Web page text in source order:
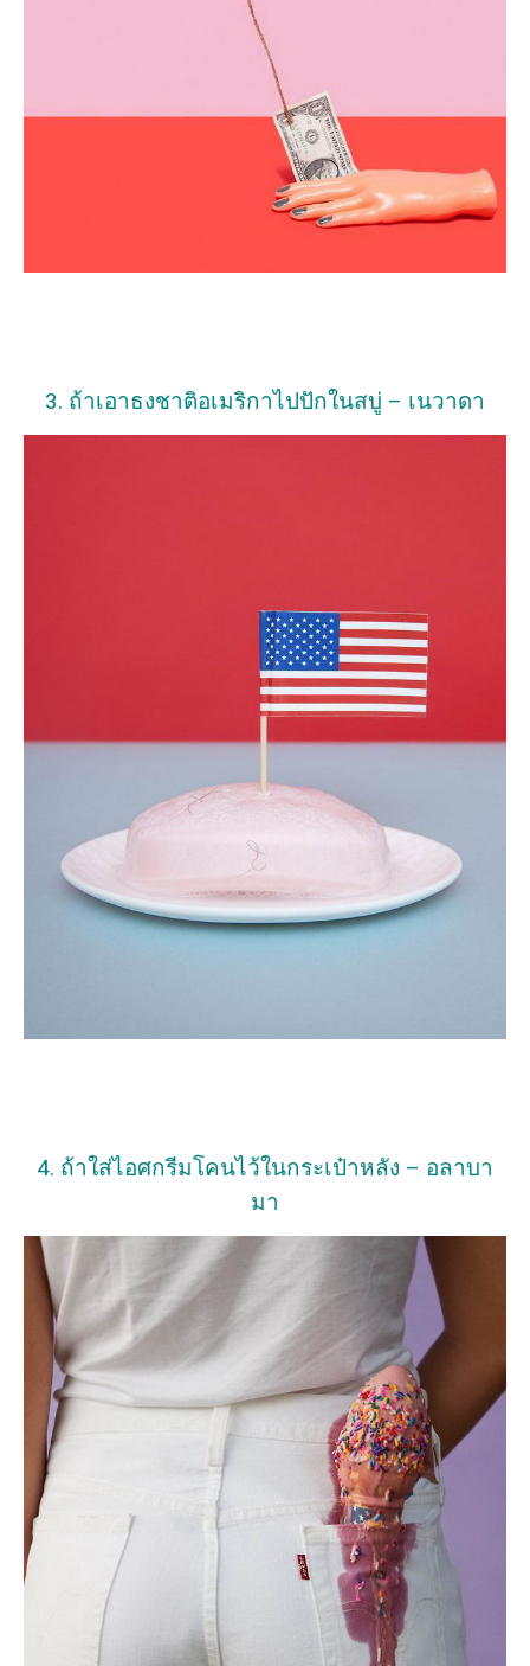
3. ถ้าเอาธงชาติอเมริกาไปปักในสบู่ – เนวาดา
4. ถ้าใส่ไอศกรีมโคนไว้ในกระเป๋าหลัง – อลาบา
มา